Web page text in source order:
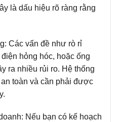
là dấu hiệu rõ ràng rằng
Các vấn đề như rò rỉ
hỏng hóc, hoặc ống
ra nhiều rủi ro. Hệ thống
toàn và cần phải được
Nếu bạn có kế hoạch